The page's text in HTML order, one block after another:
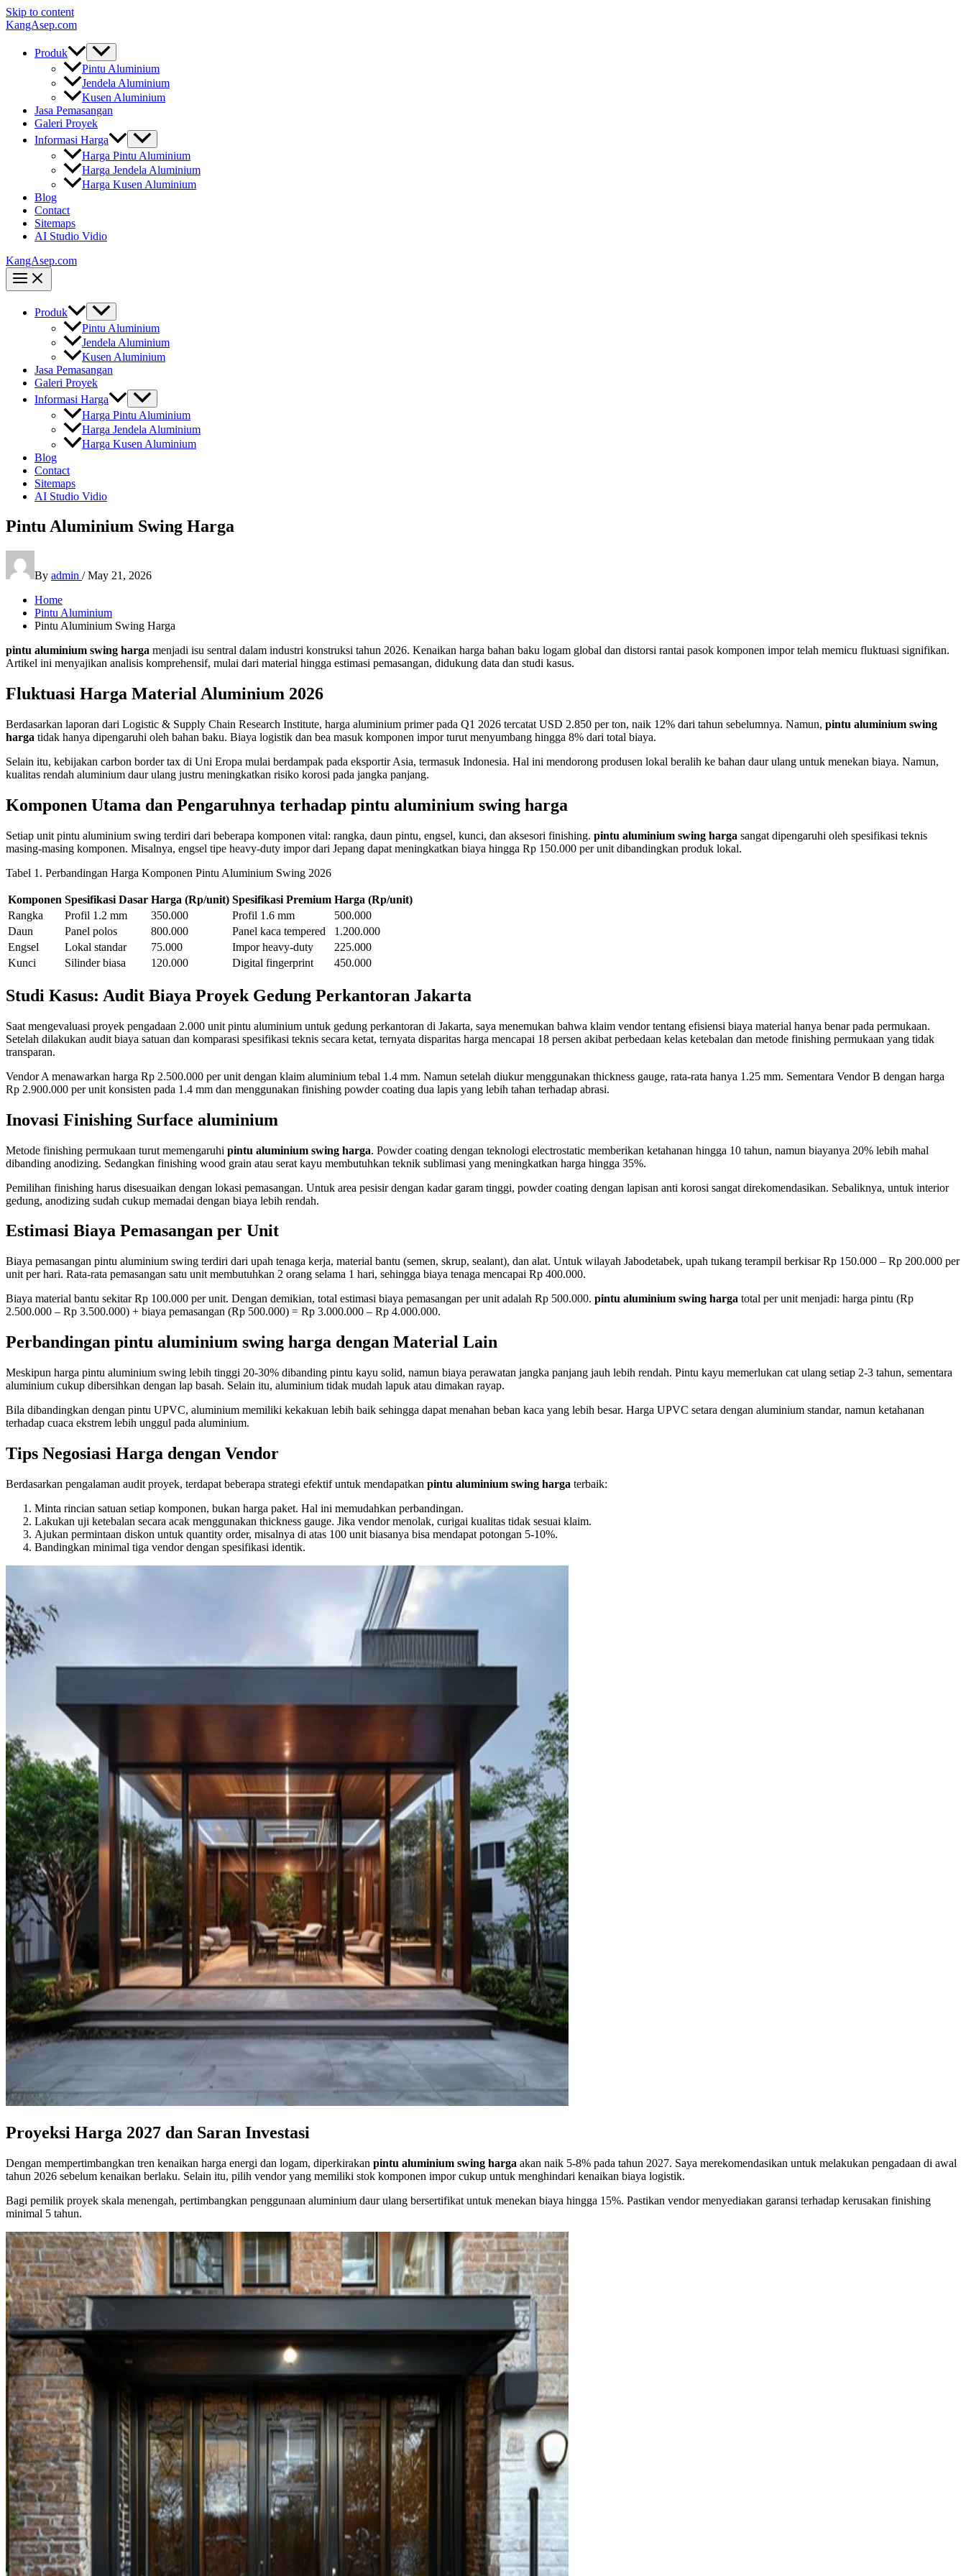
Skip to content
KangAsep.com
Produk
Pintu Aluminium
Jendela Aluminium
Kusen Aluminium
Jasa Pemasangan
Galeri Proyek
Informasi Harga
Harga Pintu Aluminium
Harga Jendela Aluminium
Harga Kusen Aluminium
Blog
Contact
Sitemaps
AI Studio Vidio
KangAsep.com
Produk
Pintu Aluminium
Jendela Aluminium
Kusen Aluminium
Jasa Pemasangan
Galeri Proyek
Informasi Harga
Harga Pintu Aluminium
Harga Jendela Aluminium
Harga Kusen Aluminium
Blog
Contact
Sitemaps
AI Studio Vidio
Pintu Aluminium Swing Harga
By admin /May 21, 2026
Home
Pintu Aluminium
Pintu Aluminium Swing Harga
pintu aluminium swing harga menjadi isu sentral dalam industri konstruksi tahun 2026. Kenaikan harga bahan baku logam global dan distorsi rantai pasok komponen impor telah memicu fluktuasi signifikan.
Artikel ini menyajikan analisis komprehensif, mulai dari material hingga estimasi pemasangan, didukung data dan studi kasus.
Fluktuasi Harga Material Aluminium 2026
Berdasarkan laporan dari Logistic & Supply Chain Research Institute, harga aluminium primer pada Q1 2026 tercatat USD 2.850 per ton, naik 12% dari tahun sebelumnya. Namun, pintu aluminium swing
harga tidak hanya dipengaruhi oleh bahan baku. Biaya logistik dan bea masuk komponen impor turut menyumbang hingga 8% dari total biaya.
Selain itu, kebijakan carbon border tax di Uni Eropa mulai berdampak pada eksportir Asia, termasuk Indonesia. Hal ini mendorong produsen lokal beralih ke bahan daur ulang untuk menekan biaya. Namun,
kualitas rendah aluminium daur ulang justru meningkatkan risiko korosi pada jangka panjang.
Komponen Utama dan Pengaruhnya terhadap pintu aluminium swing harga
Setiap unit pintu aluminium swing terdiri dari beberapa komponen vital: rangka, daun pintu, engsel, kunci, dan aksesori finishing. pintu aluminium swing harga sangat dipengaruhi oleh spesifikasi teknis
masing-masing komponen. Misalnya, engsel tipe heavy-duty impor dari Jepang dapat meningkatkan biaya hingga Rp 150.000 per unit dibandingkan produk lokal.
Tabel 1. Perbandingan Harga Komponen Pintu Aluminium Swing 2026
Komponen Spesifikasi Dasar Harga (Rp/unit) Spesifikasi Premium Harga (Rp/unit)
Rangka
Profil 1.2 mm 350.000 Profil 1.6 mm
500.000
Daun
Panel polos 800.000 Panel kaca tempered
1.200.000
Engsel
Lokal standar 75.000 Impor heavy-duty
225.000
Kunci
Silinder biasa 120.000 Digital fingerprint 450.000
Studi Kasus: Audit Biaya Proyek Gedung Perkantoran Jakarta
Saat mengevaluasi proyek pengadaan 2.000 unit pintu aluminium untuk gedung perkantoran di Jakarta, saya menemukan bahwa klaim vendor tentang efisiensi biaya material hanya benar pada permukaan.
Setelah dilakukan audit biaya satuan dan komparasi spesifikasi teknis secara ketat, ternyata disparitas harga mencapai 18 persen akibat perbedaan kelas ketebalan dan metode finishing permukaan yang tidak
transparan.
Vendor A menawarkan harga Rp 2.500.000 per unit dengan klaim aluminium tebal 1.4 mm. Namun setelah diukur menggunakan thickness gauge, rata-rata hanya 1.25 mm. Sementara Vendor B dengan harga
Rp 2.900.000 per unit konsisten pada 1.4 mm dan menggunakan finishing powder coating dua lapis yang lebih tahan terhadap abrasi.
Inovasi Finishing Surface aluminium
Metode finishing permukaan turut memengaruhi pintu aluminium swing harga. Powder coating dengan teknologi electrostatic memberikan ketahanan hingga 10 tahun, namun biayanya 20% lebih mahal
dibanding anodizing. Sedangkan finishing wood grain atau serat kayu membutuhkan teknik sublimasi yang meningkatkan harga hingga 35%.
Pemilihan finishing harus disesuaikan dengan lokasi pemasangan. Untuk area pesisir dengan kadar garam tinggi, powder coating dengan lapisan anti korosi sangat direkomendasikan. Sebaliknya, untuk interior
gedung, anodizing sudah cukup memadai dengan biaya lebih rendah.
Estimasi Biaya Pemasangan per Unit
Biaya pemasangan pintu aluminium swing terdiri dari upah tenaga kerja, material bantu (semen, skrup, sealant), dan alat. Untuk wilayah Jabodetabek, upah tukang terampil berkisar Rp 150.000 – Rp 200.000 per
unit per hari. Rata-rata pemasangan satu unit membutuhkan 2 orang selama 1 hari, sehingga biaya tenaga mencapai Rp 400.000.
Biaya material bantu sekitar Rp 100.000 per unit. Dengan demikian, total estimasi biaya pemasangan per unit adalah Rp 500.000. pintu aluminium swing harga total per unit menjadi: harga pintu (Rp
2.500.000 – Rp 3.500.000) + biaya pemasangan (Rp 500.000) = Rp 3.000.000 – Rp 4.000.000.
Perbandingan pintu aluminium swing harga dengan Material Lain
Meskipun harga pintu aluminium swing lebih tinggi 20-30% dibanding pintu kayu solid, namun biaya perawatan jangka panjang jauh lebih rendah. Pintu kayu memerlukan cat ulang setiap 2-3 tahun, sementara
aluminium cukup dibersihkan dengan lap basah. Selain itu, aluminium tidak mudah lapuk atau dimakan rayap.
Bila dibandingkan dengan pintu UPVC, aluminium memiliki kekakuan lebih baik sehingga dapat menahan beban kaca yang lebih besar. Harga UPVC setara dengan aluminium standar, namun ketahanan
terhadap cuaca ekstrem lebih unggul pada aluminium.
Tips Negosiasi Harga dengan Vendor
Berdasarkan pengalaman audit proyek, terdapat beberapa strategi efektif untuk mendapatkan pintu aluminium swing harga terbaik:
Minta rincian satuan setiap komponen, bukan harga paket. Hal ini memudahkan perbandingan.
Lakukan uji ketebalan secara acak menggunakan thickness gauge. Jika vendor menolak, curigai kualitas tidak sesuai klaim.
Ajukan permintaan diskon untuk quantity order, misalnya di atas 100 unit biasanya bisa mendapat potongan 5-10%.
Bandingkan minimal tiga vendor dengan spesifikasi identik.
Proyeksi Harga 2027 dan Saran Investasi
Dengan mempertimbangkan tren kenaikan harga energi dan logam, diperkirakan pintu aluminium swing harga akan naik 5-8% pada tahun 2027. Saya merekomendasikan untuk melakukan pengadaan di awal
tahun 2026 sebelum kenaikan berlaku. Selain itu, pilih vendor yang memiliki stok komponen impor cukup untuk menghindari kenaikan biaya logistik.
Bagi pemilik proyek skala menengah, pertimbangkan penggunaan aluminium daur ulang bersertifikat untuk menekan biaya hingga 15%. Pastikan vendor menyediakan garansi terhadap kerusakan finishing
minimal 5 tahun.